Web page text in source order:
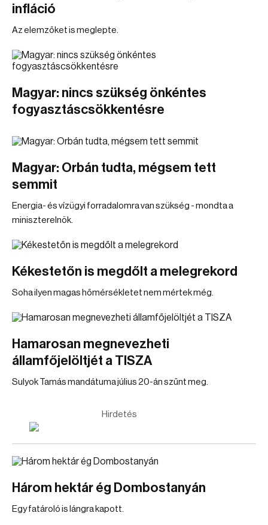
infláció
Az elemzőket is meglepte.
Magyar: nincs szükség önkéntes
fogyasztáscsökkentésre
Magyar: Orbán tudta, mégsem tett
semmit
Energia- és vízügyi forradalomra van szükség - mondta a
miniszterelnök.
Kékestetőn is megdőlt a melegrekord
Soha ilyen magas hőmérsékletet nem mértek még.
Hamarosan megnevezheti
államfőjelöltjét a TISZA
Sulyok Tamás mandátuma július 20-án szűnt meg.
Hirdetés
Három hektár ég Dombostanyán
Egy fatároló is lángra kapott.